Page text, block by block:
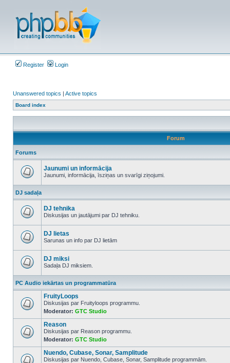
Register Login
Unanswered topics | Active topics
Board index
Forum
Forums
unread
posts
Jaunumi un informācija
Jaunumi, informācija, īsziņas un svarīgi ziņojumi.
DJ sadaļa
unread
posts
DJ tehnika
Diskusijas un jautājumi par DJ tehniku.
unread
posts
DJ lietas
Sarunas un info par DJ lietām
unread
posts
DJ miksi
Sadaļa DJ miksiem.
PC Audio iekārtas un programmatūra
No
unread
posts
FruityLoops
Diskusijas par Fruityloops programmu.
Moderator: GTC Studio
No
unread
posts
Reason
Diskusijas par Reason programmu.
Moderator: GTC Studio
Nuendo, Cubase, Sonar, Samplitude
Diskusijas par Nuendo, Cubase, Sonar, Samplitude programmām.